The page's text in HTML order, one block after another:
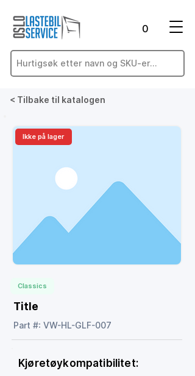
0
< Tilbake til katalogen
På lager
Ikke på lager
Classics
Title
Part #: VW-HL-GLF-007
Kjøretøykompatibilitet: